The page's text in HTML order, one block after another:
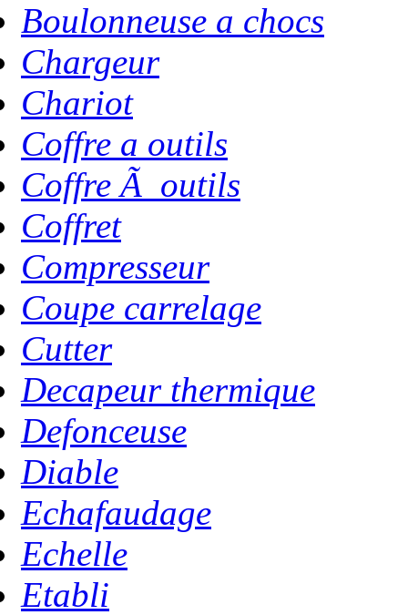
Boulonneuse a chocs
Chargeur
Chariot
Coffre a outils
Coffre Ã outils
Coffret
Compresseur
Coupe carrelage
Cutter
Decapeur thermique
Defonceuse
Diable
Echafaudage
Echelle
Etabli